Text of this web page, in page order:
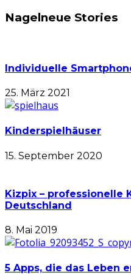
Nagelneue Stories
Individuelle
25. März 2021
Kinderspielhäuser
15. September 2020
Kizpix – professionelle
Deutschland
8. Mai 2019
5 Apps, die das Leben